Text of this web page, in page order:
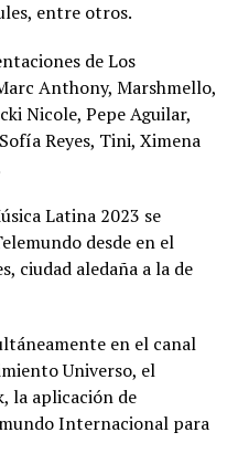
entre otros.
de Los
Anthony, Marshmello,
Nicole, Pepe Aguilar,
Reyes, Tini, Ximena
Latina 2023 se
desde en el
ciudad aledaña a la de
en el canal
Universo, el
la aplicación de
Internacional para